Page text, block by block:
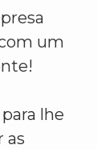
um
lhe
as